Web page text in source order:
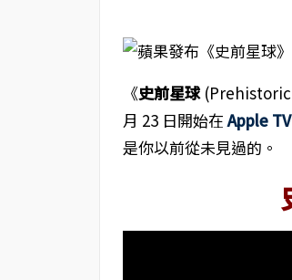
《史前星球(Prehistoric
月 23 日開始在Apple
是你以前從未見過的。